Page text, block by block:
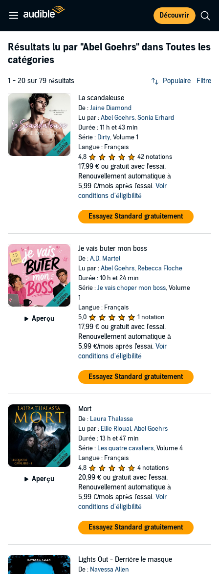
Découvrir
Résultats lu par "Abel Goehrs" dans Toutes les
catégories
1 - 20 sur 79 résultats Populaire Filtre
La scandaleuse
De :Jaine Diamond
Lu par :Abel Goehrs,Sonia Erhard
Durée : 11 h et 43 min
Série : Dirty, Volume 1
Langue : Français
4,8
42 notations
17,99 € ou gratuit avec l'essai.
Renouvellement automatique à
5,99 €/mois après l'essai. Voir
conditions d'éligibilité
Essayez Standard gratuitement
Aperçu
Je vais buter mon boss
De :A.D. Martel
Lu par :Abel Goehrs, Rebecca Floche
Durée : 10 h et 24 min
Série :Je vais choper mon boss, Volume
1
Langue : Français
5,0
1 notation
17,99 € ou gratuit avec l'essai.
Renouvellement automatique à
5,99 €/mois après l'essai. Voir
conditions d'éligibilité
Essayez Standard gratuitement
Aperçu
Mort
De : Laura Thalassa
Lu par : Ellie Rioual,Abel Goehrs
Durée : 13 h et 47 min
Série : Les quatre cavaliers, Volume 4
Langue : Français
4,8
4 notations
20,99 € ou gratuit avec l'essai.
Renouvellement automatique à
5,99 €/mois après l'essai. Voir
conditions d'éligibilité
Essayez Standard gratuitement
Lights Out - Derrière le masque
De : Navessa Allen